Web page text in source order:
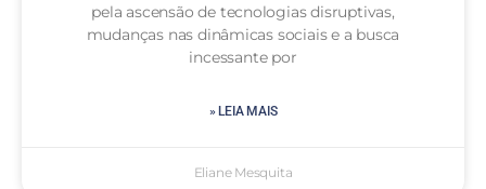
pela ascensão de tecnologias disruptivas,
mudanças nas dinâmicas sociais e a busca
incessante por
» LEIA MAIS
Eliane Mesquita